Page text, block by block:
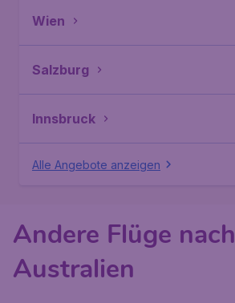
Wien
Salzburg
Innsbruck
Alle Angebote anzeigen
Andere Flüge nach
Australien